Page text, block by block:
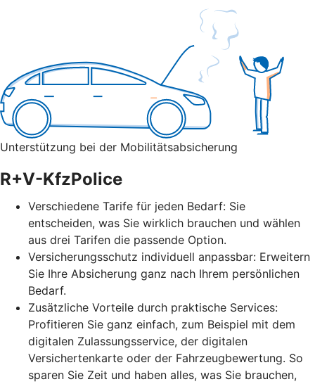
Unterstützung bei der Mobilitätsabsicherung
R+V-KfzPolice
Verschiedene Tarife für jeden Bedarf: Sie
entscheiden, was Sie wirklich brauchen und wählen
aus drei Tarifen die passende Option.
Versicherungsschutz individuell anpassbar: Erweitern
Sie Ihre Absicherung ganz nach Ihrem persönlichen
Bedarf.
Zusätzliche Vorteile durch praktische Services:
Profitieren Sie ganz einfach, zum Beispiel mit dem
digitalen Zulassungsservice, der digitalen
Versichertenkarte oder der Fahrzeugbewertung. So
sparen Sie Zeit und haben alles, was Sie brauchen,